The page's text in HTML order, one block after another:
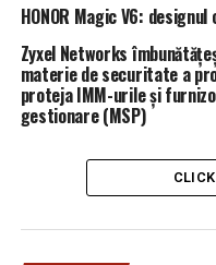
privire la decizia
„Bate câmpii”, a spus
La începutul săptămânii
formaţiunea condusă
că alianţa PSD-ALDE a
HONOR Magic V6:
Zyxel Networks
materie de securitate a
proteja IMM-urile și
gestionare (MSP)